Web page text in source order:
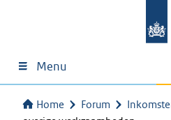
Menu
Home Forum